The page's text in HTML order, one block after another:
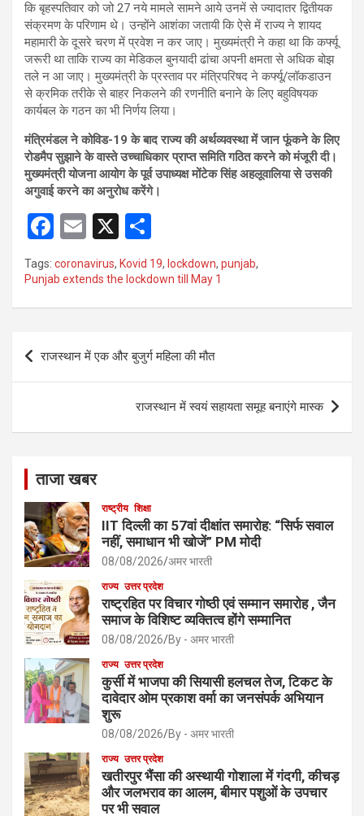
कि बृहस्पतिवार को जो 27 नये मामले सामने आये उनमें से ज्यादातर द्वितीयक
संक्रमण के परिणाम थे। उन्होंने आशंका जतायी कि ऐसे में राज्य ने शायद
महामारी के दूसरे चरण में प्रवेश न कर जाए। मुख्यमंत्री ने कहा था कि कर्फ्यू
जरूरी था ताकि राज्य का मेडिकल बुनयादी ढांचा अपनी क्षमता से अधिक बोझ
तले न आ जाए। मुख्यमंत्री के प्रस्ताव पर मंत्रिपरिषद ने कर्फ्यू/लॉकडाउन
से क्रमिक तरीके से बाहर निकलने की रणनीति बनाने के लिए बहुविषयक
कार्यबल के गठन का भी निर्णय लिया।
मंत्रिमंडल ने कोविड-19 के बाद राज्य की अर्थव्यवस्था में जान फूंकने के लिए
रोडमैप सुझाने के वास्ते उच्चाधिकार प्राप्त समिति गठित करने को मंजूरी दी।
मुख्यमंत्री योजना आयोग के पूर्व उपाध्यक्ष मोंटेक सिंह अहलूवालिया से उसकी
अगुवाई करने का अनुरोध करेंगे।
F
ce
b
o
k
E
m
ail
X
h
ar
e
Tags: coronavirus, Kovid 19, lockdown, punjab,
Punjab extends the lockdown till May 1
Post
navigation
राजस्थान में एक और बुजुर्ग महिला की मौत
राजस्थान में स्वयं सहायता समूह बनाएंगे मास्क
ताजा खबर
राष्ट्रीय शिक्षा
IIT दिल्ली का 57वां दीक्षांत समारोह: “सिर्फ सवाल
नहीं, समाधान भी खोजें” PM मोदी
08/08/2026 अमर भारती
राज्य उत्तर प्रदेश
राष्ट्रहित पर विचार गोष्ठी एवं सम्मान समारोह , जैन
समाज के विशिष्ट व्यक्तित्व होंगे सम्मानित
08/08/2026 By - अमर भारती
राज्य उत्तर प्रदेश
कुर्सी में भाजपा की सियासी हलचल तेज, टिकट के
दावेदार ओम प्रकाश वर्मा का जनसंपर्क अभियान
शुरू
08/08/2026 By - अमर भारती
राज्य उत्तर प्रदेश
खतीरपुर भैंसा की अस्थायी गोशाला में गंदगी, कीचड़
और जलभराव का आलम, बीमार पशुओं के उपचार
पर भी सवाल